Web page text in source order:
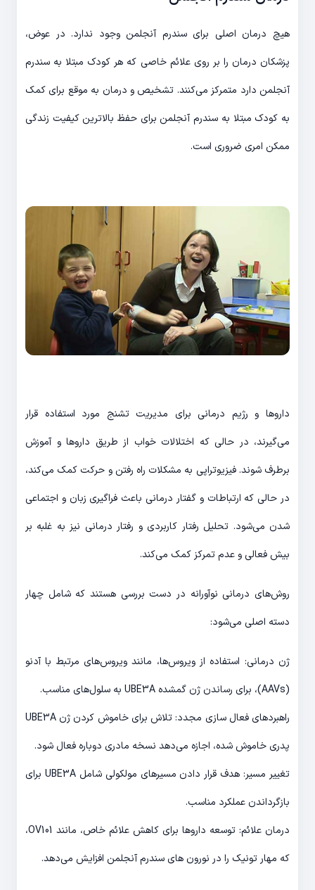
هیچ درمان اصلی برای سندرم آنجلمن وجود ندارد. در عوض،
پزشکان درمان را بر روی علائم خاصی که هر کودک مبتلا به سندرم
آنجلمن دارد متمرکز می‌کنند. تشخیص و درمان به موقع برای کمک
به کودک مبتلا به سندرم آنجلمن برای حفظ بالاترین کیفیت زندگی
ممکن امری ضروری است.
داروها و رژیم درمانی برای مدیریت تشنج مورد استفاده قرار
می‌گیرند، در حالی که اختلالات خواب از طریق داروها و آموزش
برطرف شوند. فیزیوتراپی به مشکلات راه رفتن و حرکت کمک می‌کند،
در حالی که ارتباطات و گفتار درمانی باعث فراگیری زبان و اجتماعی
شدن می‌شود. تحلیل رفتار کاربردی و رفتار درمانی نیز به غلبه بر
بیش فعالی و عدم تمرکز کمک می‌کند.
روش‌های درمانی نوآورانه در دست بررسی هستند که شامل چهار
دسته اصلی می‌شود:
ژن درمانی: استفاده از ویروس‌ها، مانند ویروس‌های مرتبط با آدنو
(AAVs)، برای رساندن ژن گمشده UBE3A به سلول‌های مناسب.
راهبردهای فعال سازی مجدد: تلاش برای خاموش کردن ژن UBE3A
پدری خاموش شده، اجازه می‌دهد نسخه مادری دوباره فعال شود.
تغییر مسیر: هدف قرار دادن مسیرهای مولکولی شامل UBE3A برای
بازگرداندن عملکرد مناسب.
درمان علائم: توسعه داروها برای کاهش علائم خاص، مانند OV101،
که مهار تونیک را در نورون های سندرم آنجلمن افزایش می‌دهد.